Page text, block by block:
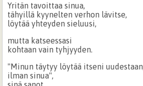
Yritän tavoittaa sinua,
tähyillä kyynelten verhon lävitse,
löytää yhteyden sieluusi,
mutta katseessasi
kohtaan vain tyhjyyden.
"Minun täytyy löytää itseni uudestaan,
ilman sinua",